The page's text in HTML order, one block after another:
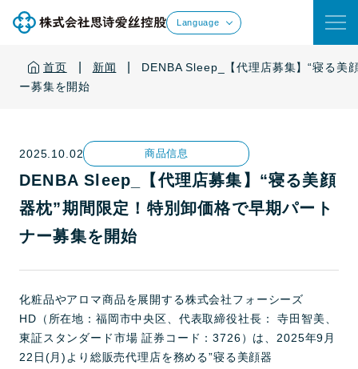
Language
首页 新闻
DENBA Sleep_【代理店募集】“寝る美
ー募集を開始
2025.10.02 商品信息
DENBA Sleep_【代理店募集】“寝る美顔
器枕”期間限定！特別卸価格で早期パート
ナー募集を開始
化粧品やアロマ商品を展開する株式会社フォーシーズ
HD（所在地：福岡市中央区、代表取締役社長： 寺田智美、
東証スタンダード市場 証券コード：3726）は、2025年9月
22日(月)より総販売代理店を務める”寝る美顔器